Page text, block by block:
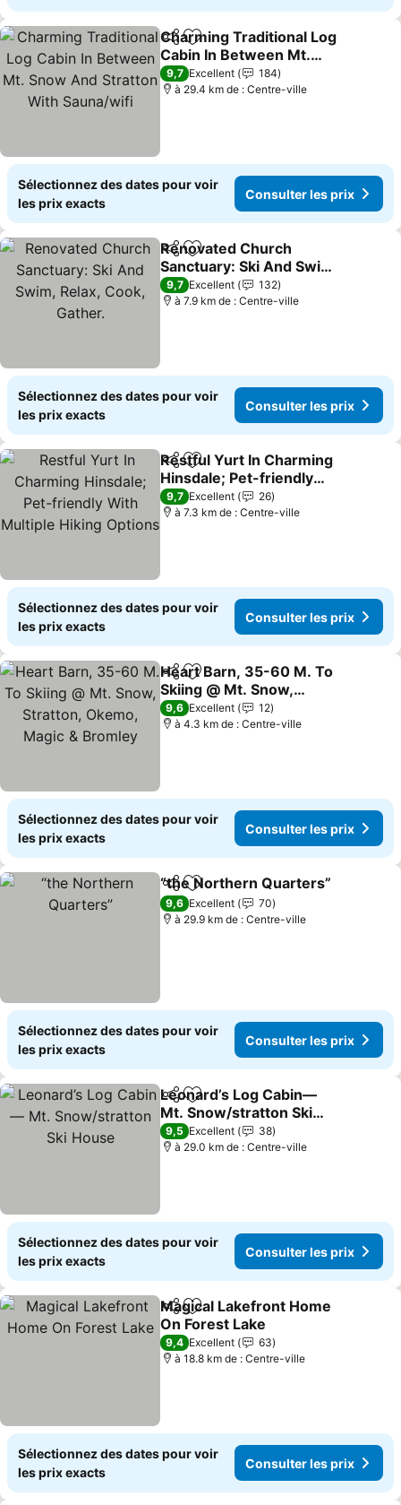
PartagerAjouter à mes favoris
Charming Traditional Log
Cabin In Between Mt.
Snow And Stratton With
Sauna/wifi
9,7 Excellent
184
à 29.4 km de : Centre-ville
Sélectionnez des dates pour voir
les prix exacts
Consulter les prix
PartagerAjouter à mes favoris
Renovated Church
Sanctuary: Ski And Swim,
Relax, Cook, Gather.
9,7 Excellent
132
à 7.9 km de : Centre-ville
Sélectionnez des dates pour voir
les prix exacts
Consulter les prix
PartagerAjouter à mes favoris
Restful Yurt In Charming
Hinsdale; Pet-friendly
With Multiple Hiking
Options
9,7 Excellent
26
à 7.3 km de : Centre-ville
Sélectionnez des dates pour voir
les prix exacts
Consulter les prix
PartagerAjouter à mes favoris
Heart Barn, 35-60 M. To
Skiing @ Mt. Snow,
Stratton, Okemo, Magic &
Bromley
9,6 Excellent
12
à 4.3 km de : Centre-ville
Sélectionnez des dates pour voir
les prix exacts
Consulter les prix
PartagerAjouter à mes favoris
“the Northern Quarters”
9,6 Excellent
70
à 29.9 km de : Centre-ville
Sélectionnez des dates pour voir
les prix exacts
Consulter les prix
PartagerAjouter à mes favoris
Leonard’s Log Cabin—
Mt. Snow/stratton Ski
House
9,5 Excellent
38
à 29.0 km de : Centre-ville
Sélectionnez des dates pour voir
les prix exacts
Consulter les prix
PartagerAjouter à mes favoris
Magical Lakefront Home
On Forest Lake
9,4 Excellent
63
à 18.8 km de : Centre-ville
Sélectionnez des dates pour voir
les prix exacts
Consulter les prix